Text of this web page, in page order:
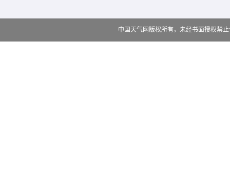
中国天气网版权所有，未经书面授权